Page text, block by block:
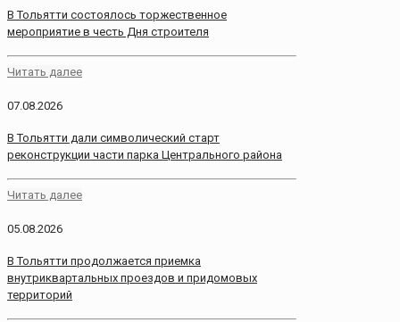
В Тольятти состоялось торжественное
мероприятие в честь Дня строителя
Читать далее
07.08.2026
В Тольятти дали символический старт
реконструкции части парка Центрального района
Читать далее
05.08.2026
В Тольятти продолжается приемка
внутриквартальных проездов и придомовых
территорий